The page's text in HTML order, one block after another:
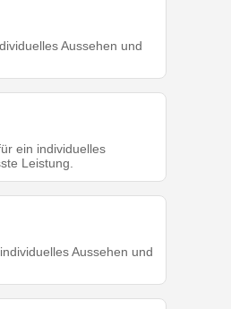
Aussehen und
ein individuelles
Leistung.
Aussehen und